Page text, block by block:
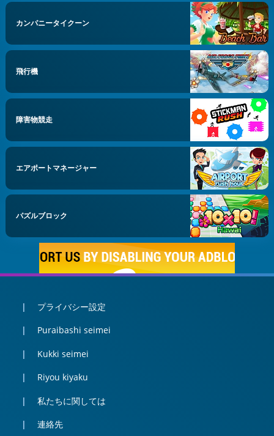
カンパニータイクーン
飛行機
障害物競走
エアポートマネージャー
パズルブロック
プライバシー設定
Puraibashi seimei
Kukki seimei
Riyou kiyaku
私たちに関しては
連絡先